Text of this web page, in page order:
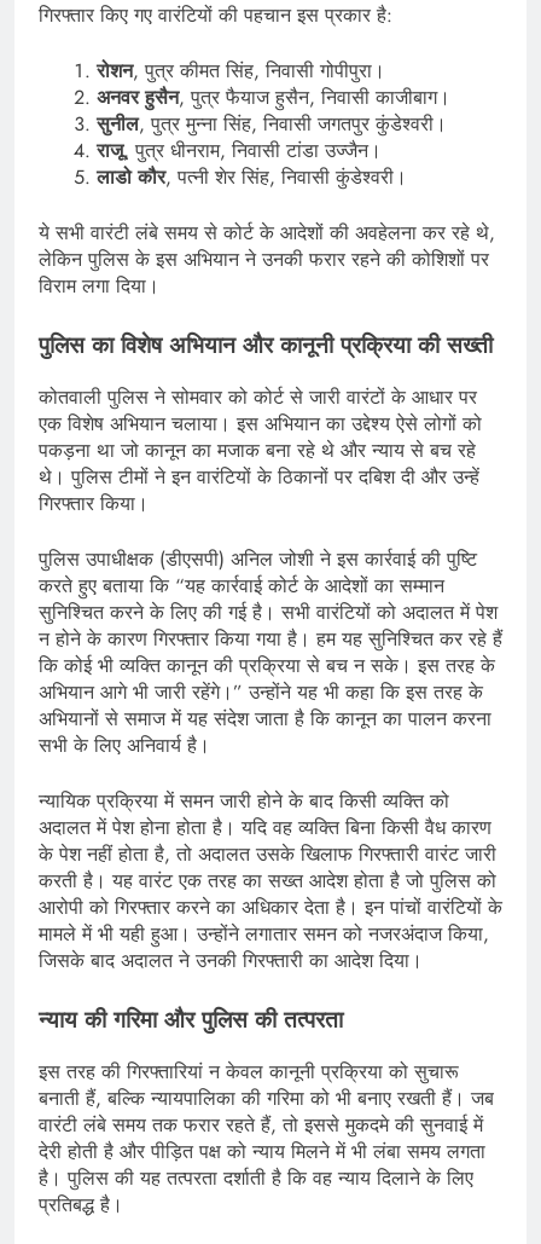
गिरफ्तार किए गए वारंटियों की पहचान इस प्रकार है:
रोशन, पुत्र कीमत सिंह, निवासी गोपीपुरा।
अनवर हुसैन, पुत्र फैयाज हुसैन, निवासी काजीबाग।
सुनील, पुत्र मुन्ना सिंह, निवासी जगतपुर कुंडेश्वरी।
राजू, पुत्र धीनराम, निवासी टांडा उज्जैन।
लाडो कौर, पत्नी शेर सिंह, निवासी कुंडेश्वरी।
ये सभी वारंटी लंबे समय से कोर्ट के आदेशों की अवहेलना कर रहे थे,
लेकिन पुलिस के इस अभियान ने उनकी फरार रहने की कोशिशों पर
विराम लगा दिया।
पुलिस का विशेष अभियान और कानूनी प्रक्रिया की सख्ती
कोतवाली पुलिस ने सोमवार को कोर्ट से जारी वारंटों के आधार पर
एक विशेष अभियान चलाया। इस अभियान का उद्देश्य ऐसे लोगों को
पकड़ना था जो कानून का मजाक बना रहे थे और न्याय से बच रहे
थे। पुलिस टीमों ने इन वारंटियों के ठिकानों पर दबिश दी और उन्हें
गिरफ्तार किया।
पुलिस उपाधीक्षक (डीएसपी) अनिल जोशी ने इस कार्रवाई की पुष्टि
करते हुए बताया कि “यह कार्रवाई कोर्ट के आदेशों का सम्मान
सुनिश्चित करने के लिए की गई है। सभी वारंटियों को अदालत में पेश
न होने के कारण गिरफ्तार किया गया है। हम यह सुनिश्चित कर रहे हैं
कि कोई भी व्यक्ति कानून की प्रक्रिया से बच न सके। इस तरह के
अभियान आगे भी जारी रहेंगे।” उन्होंने यह भी कहा कि इस तरह के
अभियानों से समाज में यह संदेश जाता है कि कानून का पालन करना
सभी के लिए अनिवार्य है।
न्यायिक प्रक्रिया में समन जारी होने के बाद किसी व्यक्ति को
अदालत में पेश होना होता है। यदि वह व्यक्ति बिना किसी वैध कारण
के पेश नहीं होता है, तो अदालत उसके खिलाफ गिरफ्तारी वारंट जारी
करती है। यह वारंट एक तरह का सख्त आदेश होता है जो पुलिस को
आरोपी को गिरफ्तार करने का अधिकार देता है। इन पांचों वारंटियों के
मामले में भी यही हुआ। उन्होंने लगातार समन को नजरअंदाज किया,
जिसके बाद अदालत ने उनकी गिरफ्तारी का आदेश दिया।
न्याय की गरिमा और पुलिस की तत्परता
इस तरह की गिरफ्तारियां न केवल कानूनी प्रक्रिया को सुचारू
बनाती हैं, बल्कि न्यायपालिका की गरिमा को भी बनाए रखती हैं। जब
वारंटी लंबे समय तक फरार रहते हैं, तो इससे मुकदमे की सुनवाई में
देरी होती है और पीड़ित पक्ष को न्याय मिलने में भी लंबा समय लगता
है। पुलिस की यह तत्परता दर्शाती है कि वह न्याय दिलाने के लिए
प्रतिबद्ध है।